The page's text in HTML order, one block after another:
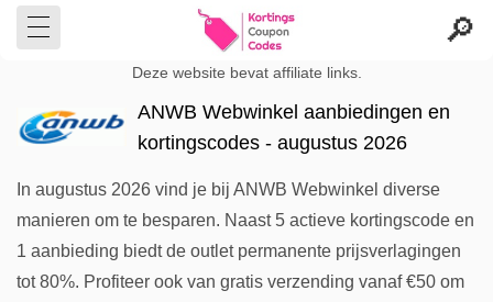
Deze website bevat affiliate links.
ANWB Webwinkel aanbiedingen en
kortingscodes - augustus 2026
In augustus 2026 vind je bij ANWB Webwinkel diverse
manieren om te besparen. Naast 5 actieve kortingscode en
1 aanbieding biedt de outlet permanente prijsverlagingen
tot 80%. Profiteer ook van gratis verzending vanaf €50 om